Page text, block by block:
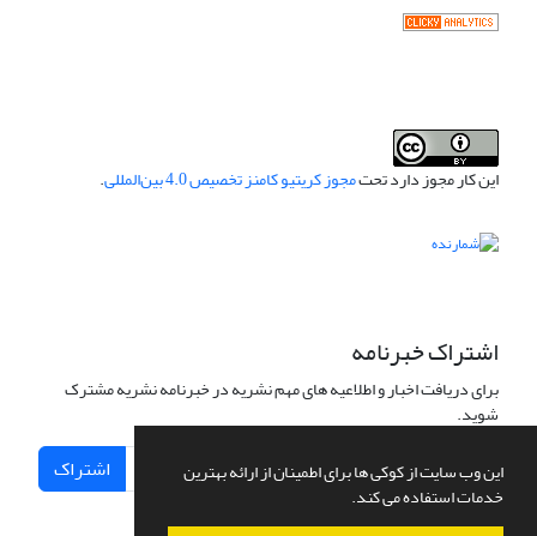
این وب سایت از کوکی ها برای اطمینان از ارائه بهترین
خدمات استفاده می کند.
این کار مجوز دارد تحتمجوز کریتیو کامنز تخصیص 4.0 بین‌المللی .
اشتراک خبرنامه
برای دریافت اخبار و اطلاعیه های مهم نشریه در خبرنامه نشریه مشترک
شوید.
اشتراک